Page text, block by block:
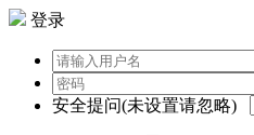
登录
安全提问(未设置请忽略)